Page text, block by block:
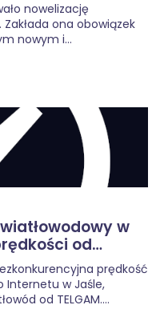
nowelizację
ona obowiązek
nowym i
oraz pobliskich
luksusem. […]
w
od
prędkość
Internetu w Jaśle,
od TELGAM.